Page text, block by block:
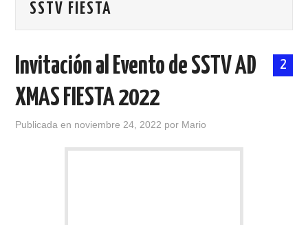
ANTENAS Y ACCESORIOS
HISTORIA DE LA RADIO
SSTV FIESTA
2
Invitación al Evento de SSTV AD
XMAS FIESTA 2022
Publicada en noviembre 24, 2022 por Mario